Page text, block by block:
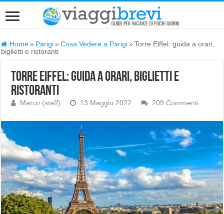
Home » Parigi » Cosa Vedere a Parigi » Torre Eiffel: guida a orari,
biglietti e ristoranti
Torre Eiffel: guida a orari, biglietti e
ristoranti
Marco (staff) 13 Maggio 2022 209 Commenti